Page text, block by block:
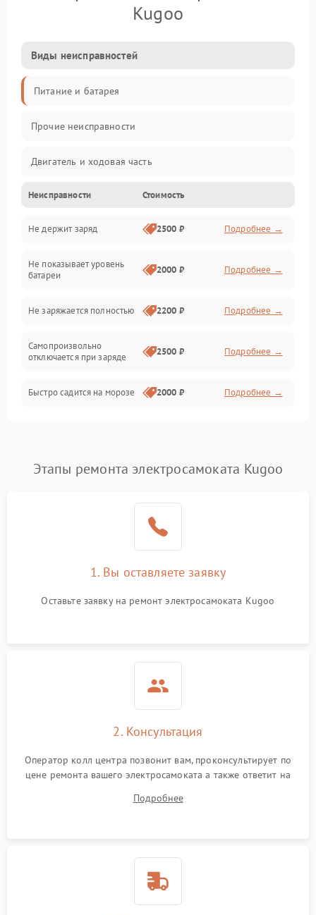
Kugoo
Виды неисправностей
Питание и батарея
Прочие неисправности
Двигатель и ходовая часть
Тормоза и безопасность
Подвеска и колеса
Электроника и управление
Неисправности Стоимость
Не держит заряд 2500 ₽ Подробнее →
Не показывает уровень
батареи
2000 ₽ Подробнее →
Не заряжается полностью 2200 ₽ Подробнее →
Самопроизвольно
отключается при заряде
2500 ₽ Подробнее →
Быстро садится на морозе 2000 ₽ Подробнее →
Этапы ремонта электросамоката Kugoo
1. Вы оставляете заявку
Оставьте заявку на ремонт электросамоката Kugoo
2. Консультация
Оператор колл центра позвонит вам, проконсультирует по
цене ремонта вашего электросамоката а также ответит на
Подробнее